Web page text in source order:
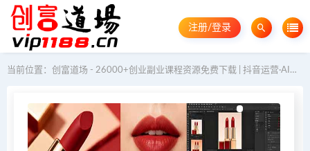
注册/登录
当前位置： 创富道场 - 26000+创业副业课程资源免费下载 | 抖音运营·AI教程·GEO优化